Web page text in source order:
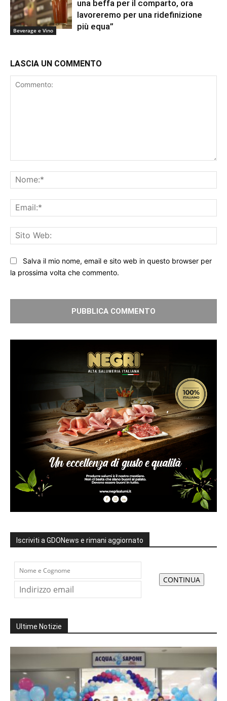
Beverage e Vino
una beffa per il comparto, ora
lavoreremo per una ridefinizione
più equa”
LASCIA UN COMMENTO
Salva il mio nome, email e sito web in questo browser per
la prossima volta che commento.
Iscriviti a GDONews e rimani aggiornato
Ultime Notizie